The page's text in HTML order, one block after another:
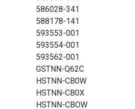
586028-341
588178-141
593553-001
593554-001
593562-001
GSTNN-Q62C
HSTNN-CB0W
HSTNN-CB0X
HSTNN-CBOW